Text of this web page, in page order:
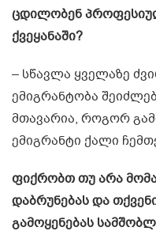
ცდილობენ
ქვეყანაში?
– სწავლა ყველაზე
ემიგრანტობა
მთავარია, როგორ
ემიგრანტი ქალი
ფიქრობთ თუ არა
დაბრუნებას და
გამოყენებას